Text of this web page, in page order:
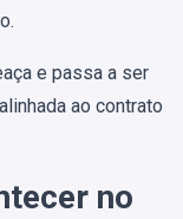
e passa a ser
ao contrato
no